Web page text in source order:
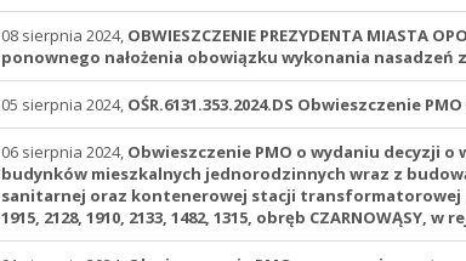
08 sierpnia 2024, OBWIESZCZENIE PREZYDENTA
ponownego nałożenia obowiązku wykonania nasadzeń
05 sierpnia 2024, OŚR.6131.353.2024.DS Obwieszczenie
06 sierpnia 2024, Obwieszczenie PMO o wydaniu decyzji
budynków mieszkalnych jednorodzinnych wraz z
sanitarnej oraz kontenerowej stacji transformatorowej
1915, 2128, 1910, 2133, 1482, 1315, obręb CZARNOWĄSY,